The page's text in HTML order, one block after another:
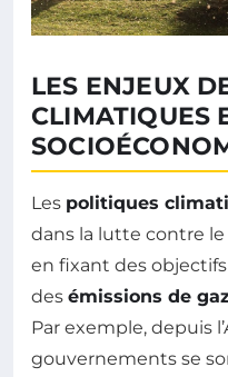
LES ENJEUX
CLIMATIQUES
Les politiques
dans la lutte contre le
en fixant des
des émissions de
Par exemple, depuis
gouvernements se